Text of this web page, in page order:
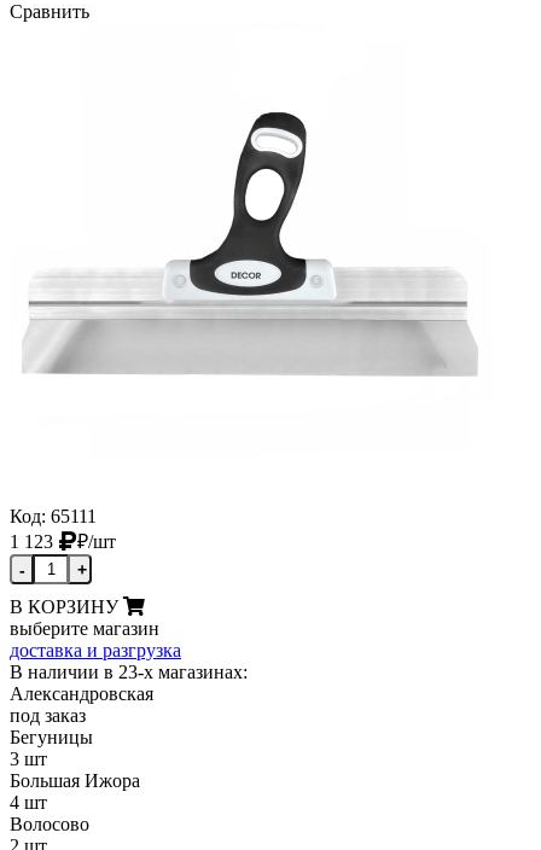
Сравнить
Код: 65111
1 123
₽/шт
- +
В КОРЗИНУ
выберите магазин
доставка и разгрузка
В наличии в 23-х магазинах:
Александровская
под заказ
Бегуницы
3 шт
Большая Ижора
4 шт
Волосово